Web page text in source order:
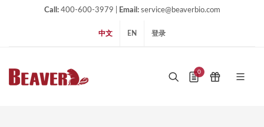
Call:400-600-3979 | Email:service@beaverbio.com
中文 EN 登录
0